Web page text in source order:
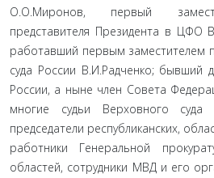
О.О.Миронов, первый
представителя Президента в ЦФО
работавший первым заместителем
суда России В.И.Радченко;
России, а ныне член Совета
многие судьи Верховного суда
председатели республиканских,
работники Генеральной
областей, сотрудники МВД и его